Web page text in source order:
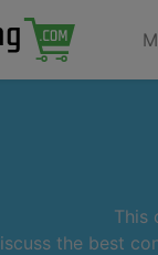
This
the best